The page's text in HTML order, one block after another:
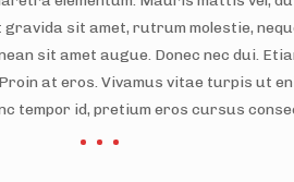
sit amet, rutrum molestie,
sit amet augue. Donec nec dui.
at eros. Vivamus vitae turpis ut
tempor id, pretium eros cursus